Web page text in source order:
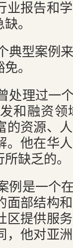
业报告和
。
典型案例
。
处理过一
和融资
的资源、
。他在华
缺乏的。
例是一个
面部结构
区提供服
，他对亚